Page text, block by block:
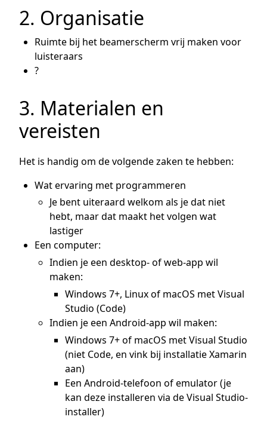
2. Organisatie
Ruimte bij het beamerscherm vrij maken voor
luisteraars
?
3. Materialen en
vereisten
Het is handig om de volgende zaken te hebben:
Wat ervaring met programmeren
Je bent uiteraard welkom als je dat niet
hebt, maar dat maakt het volgen wat
lastiger
Een computer:
Indien je een desktop- of web-app wil
maken:
Windows 7+, Linux of macOS met Visual
Studio (Code)
Indien je een Android-app wil maken:
Windows 7+ of macOS met Visual Studio
(niet Code, en vink bij installatie Xamarin
aan)
Een Android-telefoon of emulator (je
kan deze installeren via de Visual Studio-
installer)